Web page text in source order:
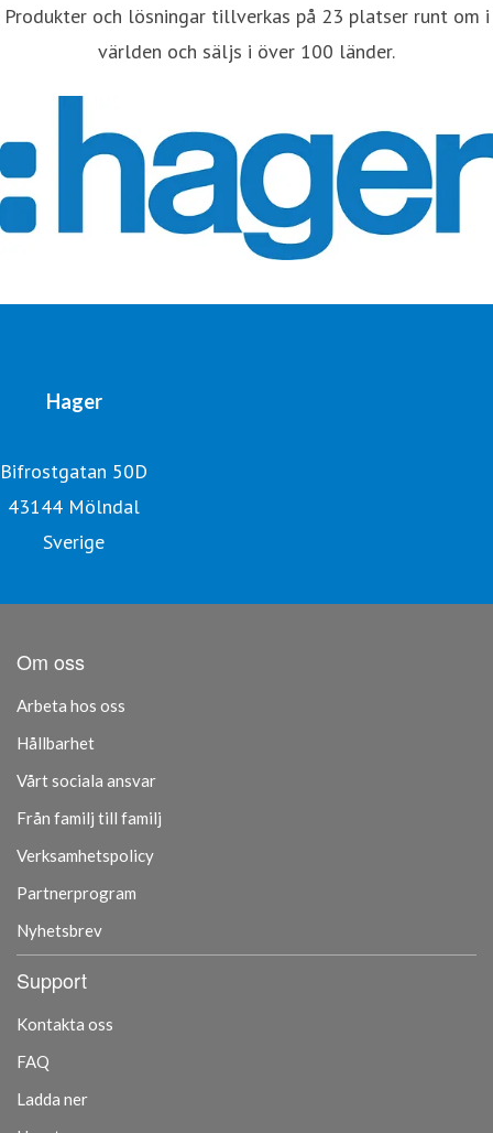
Produkter och lösningar tillverkas på 23 platser runt om i
världen och säljs i över 100 länder.
Hager
Bifrostgatan 50D
43144 Mölndal
Sverige